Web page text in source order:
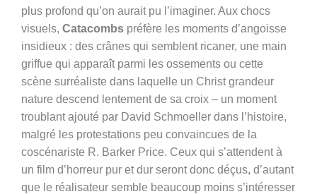
plus profond qu’on aurait pu l’imaginer. Aux chocs
visuels, Catacombs préfère les moments d’angoisse
insidieux : des crânes qui semblent ricaner, une main
griffue qui apparaît parmi les ossements ou cette
scène surréaliste dans laquelle un Christ grandeur
nature descend lentement de sa croix – un moment
troublant ajouté par David Schmoeller dans l’histoire,
malgré les protestations peu convaincues de la
coscénariste R. Barker Price. Ceux qui s’attendent à
un film d’horreur pur et dur seront donc déçus, d’autant
que le réalisateur semble beaucoup moins s’intéresser